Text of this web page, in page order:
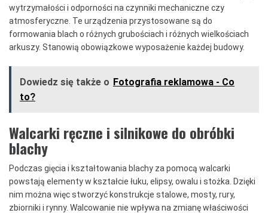
wytrzymałości i odporności na czynniki mechaniczne czy
atmosferyczne. Te urządzenia przystosowane są do
formowania blach o różnych grubościach i różnych wielkościach
arkuszy. Stanowią obowiązkowe wyposażenie każdej budowy.
Dowiedz się także o Fotografia reklamowa - Co
to?
Walcarki ręczne i silnikowe do obróbki
blachy
Podczas gięcia i kształtowania blachy za pomocą walcarki
powstają elementy w kształcie łuku, elipsy, owalu i stożka. Dzięki
nim można więc stworzyć konstrukcje stalowe, mosty, rury,
zbiorniki i rynny. Walcowanie nie wpływa na zmianę właściwości